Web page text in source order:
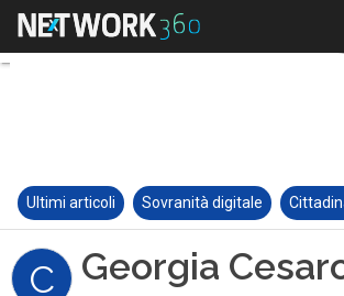
Ultimi articoli Sovranità digitale
C Georgia